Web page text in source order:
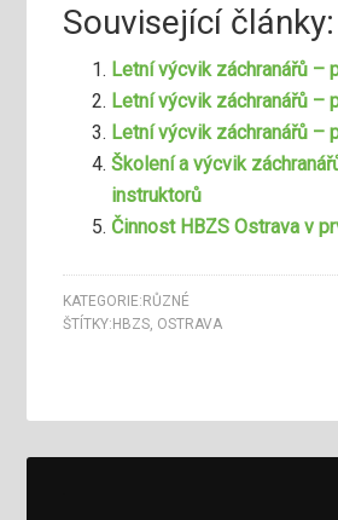
Související články:
Letní výcvik záchranářů –
Letní výcvik záchranářů –
Letní výcvik záchranářů –
Školení a výcvik
instruktorů
Činnost HBZS Ostrava v
KATEGORIE:RŮZNÉ
ŠTÍTKY:HBZS OSTRAVA